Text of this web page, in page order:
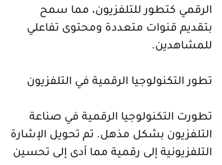
الرقمي كتطور للتلفزيون، مما سمح
بتقديم قنوات متعددة ومحتوى تفاعلي
للمشاهدين.
تطور التكنولوجيا الرقمية في التلفزيون
تطورت التكنولوجيا الرقمية في صناعة
التلفزيون بشكل مذهل. تم تحويل الإشارة
التلفزيونية إلى رقمية مما أدى إلى تحسين